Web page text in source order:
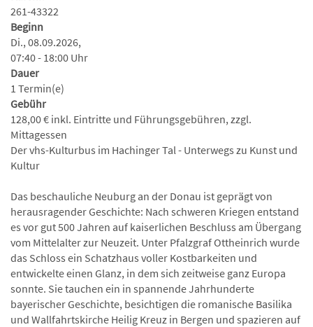
261-43322
Beginn
Di., 08.09.2026,
07:40 - 18:00 Uhr
Dauer
1 Termin(e)
Gebühr
128,00 € inkl. Eintritte und Führungsgebühren, zzgl.
Mittagessen
Der vhs-Kulturbus im Hachinger Tal - Unterwegs zu Kunst und
Kultur
Das beschauliche Neuburg an der Donau ist geprägt von
herausragender Geschichte: Nach schweren Kriegen entstand
es vor gut 500 Jahren auf kaiserlichen Beschluss am Übergang
vom Mittelalter zur Neuzeit. Unter Pfalzgraf Ottheinrich wurde
das Schloss ein Schatzhaus voller Kostbarkeiten und
entwickelte einen Glanz, in dem sich zeitweise ganz Europa
sonnte. Sie tauchen ein in spannende Jahrhunderte
bayerischer Geschichte, besichtigen die romanische Basilika
und Wallfahrtskirche Heilig Kreuz in Bergen und spazieren auf